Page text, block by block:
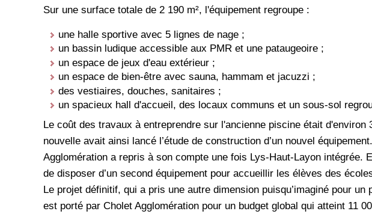
Sur une surface totale de 2 190 m², l'équipement regroupe :
une halle sportive avec 5 lignes de nage ;
un bassin ludique accessible aux PMR et une pataugeoire ;
un espace de jeux d'eau extérieur ;
un espace de bien-être avec sauna, hammam et jacuzzi ;
des vestiaires, douches, sanitaires ;
un spacieux hall d'accueil, des locaux communs et un sous-sol
Le coût des travaux à entreprendre sur l'ancienne piscine était d'environ
nouvelle avait ainsi lancé l’étude de construction d’un nouvel
Agglomération a repris à son compte une fois Lys-Haut-Layon intégrée.
de disposer d’un second équipement pour accueillir les élèves des
Le projet définitif, qui a pris une autre dimension puisqu’imaginé pour un
est porté par Cholet Agglomération pour un budget global qui atteint 11